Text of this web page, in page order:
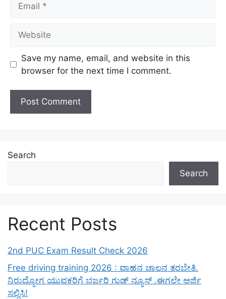
Save my name, email, and website in this
browser for the next time I comment.
Search
Search
Recent Posts
2nd PUC Exam Result Check 2026
Free driving training 2026 : ವಾಹನ ಚಾಲನ ತರಬೇತಿ.
ನಿರುದ್ಯೋಗ ಯುವಕರಿಗೆ ಭರ್ಜರಿ ಗುಡ್ ನ್ಯೂಸ್ .ಈಗಲೇ ಅರ್ಜಿ
ಸಲ್ಲಿಸಿ!